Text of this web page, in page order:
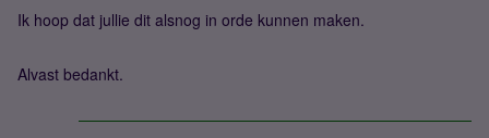
Ik hoop dat jullie dit alsnog in orde kunnen maken.
Alvast bedankt.